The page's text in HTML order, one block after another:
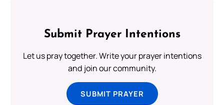
Submit Prayer Intentions
Let us pray together. Write your prayer intentions
and join our community.
SUBMIT PRAYER